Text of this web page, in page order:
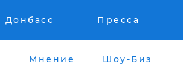
Донбасс Пресса
Мнение Шоу-Биз